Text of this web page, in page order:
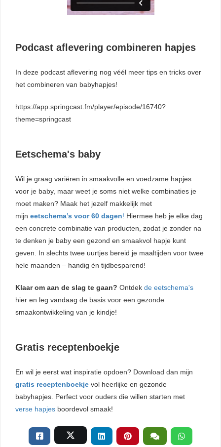
Podcast aflevering combineren hapjes
In deze podcast aflevering nog véél meer tips en tricks over
het combineren van babyhapjes!
https://app.springcast.fm/player/episode/16740?
theme=springcast
Eetschema's baby
Wil je graag variëren in smaakvolle en voedzame hapjes
voor je baby, maar weet je soms niet welke combinaties je
moet maken? Maak het jezelf makkelijk met
mijn eetschema’s voor 60 dagen! Hiermee heb je elke dag
een concrete combinatie van producten, zodat je zonder na
te denken je baby een gezond en smaakvol hapje kunt
geven. In slechts twee uurtjes bereid je maaltijden voor twee
hele maanden – handig én tijdbesparend!
Klaar om aan de slag te gaan? Ontdek de eetschema's
hier en leg vandaag de basis voor een gezonde
smaakontwikkeling van je kindje!
Gratis receptenboekje
En wil je eerst wat inspiratie opdoen? Download dan mijn
gratis receptenboekje vol heerlijke en gezonde
babyhapjes. Perfect voor ouders die willen starten met
verse hapjes boordevol smaak!